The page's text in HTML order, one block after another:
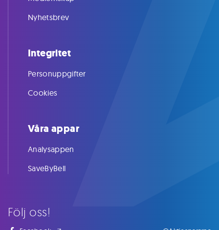
Följ oss!
Nyhetsbrev
Integritet
Personuppgifter
Cookies
Våra appar
Analysappen
SaveByBell